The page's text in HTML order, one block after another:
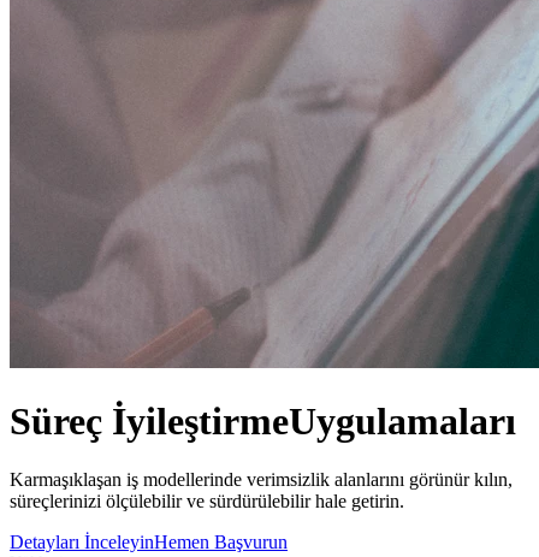
Süreç İyileştirmeUygulamaları
Karmaşıklaşan iş modellerinde verimsizlik alanlarını görünür kılın,
süreçlerinizi ölçülebilir ve sürdürülebilir hale getirin.
Detayları İnceleyinHemen Başvurun